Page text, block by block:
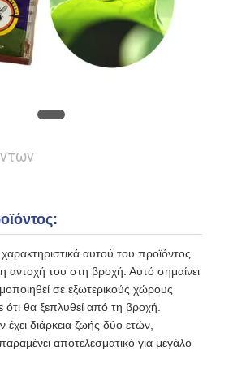
αυτού του προϊόντος
αντοχή του στη βροχή. Αυτό σημαίνει
σε εξωτερικούς χώρους
ότι θα ξεπλυθεί από τη βροχή.
έχει διάρκεια ζωής δύο ετών,
αποτελεσματικό για μεγάλο